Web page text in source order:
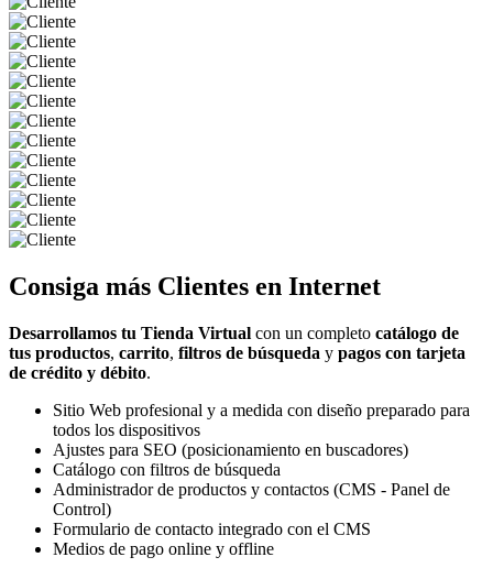
Consiga más Clientes en Internet
Desarrollamos tu Tienda Virtual con un completo catálogo de
tus productos, carrito, filtros de búsqueda y pagos con tarjeta
de crédito y débito.
Sitio Web profesional y a medida con diseño preparado para
todos los dispositivos
Ajustes para SEO (posicionamiento en buscadores)
Catálogo con filtros de búsqueda
Administrador de productos y contactos (CMS - Panel de
Control)
Formulario de contacto integrado con el CMS
Medios de pago online y offline